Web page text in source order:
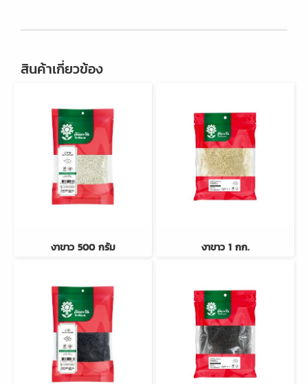
สินค้าเกี่ยวข้อง
งาขาว 500 กรัม งาขาว 1 กก.